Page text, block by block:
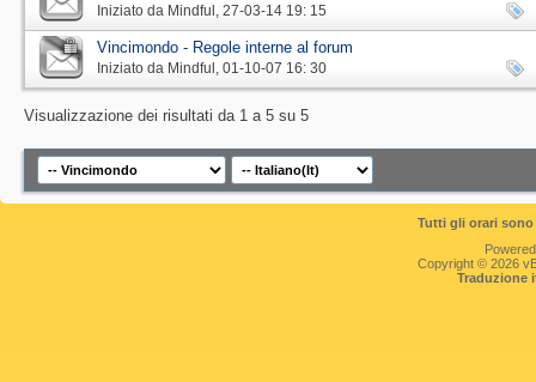
Iniziato da Mindful ‎, 27-03-14 19: 15
Vincimondo - Regole interne al forum
Iniziato da Mindful ‎, 01-10-07 16: 30
Visualizzazione dei risultati da 1 a 5 su 5
Tutti gli orari
Copyright © 2026
Traduzione